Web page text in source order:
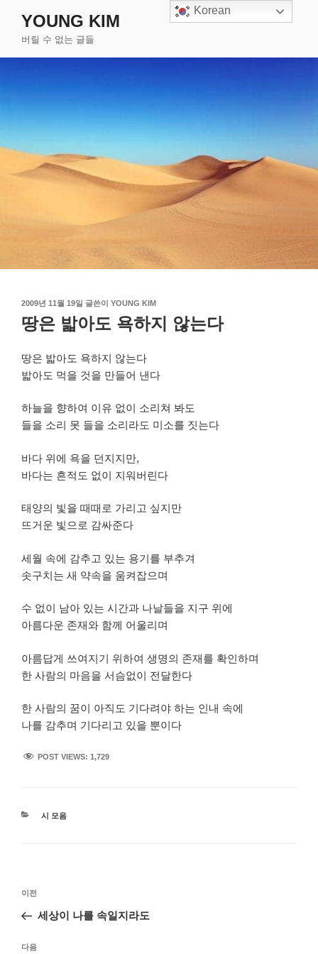
로
YOUNG KIM
버릴 수 없는 글들
작
성
일
2009년 11월 19일 글쓴이 YOUNG KIM
땅은 밟아도 욕하지 않는다
땅은 밟아도 욕하지 않는다
밟아도 먹을 것을 만들어 낸다
하늘을 향하여 이유 없이 소리쳐 봐도
들을 소리 못 들을 소리라도 미소를 짓는다
바다 위에 욕을 던지지만,
바다는 흔적도 없이 지워버린다
태양의 빛을 때때로 가리고 싶지만
뜨거운 빛으로 감싸준다
세월 속에 감추고 있는 용기를 부추겨
솟구치는 새 약속을 움켜잡으며
수 없이 남아 있는 시간과 나날들을 지구 위에
아름다운 존재와 함께 어울리며
아름답게 쓰여지기 위하여 생명의 존재를 확인하며
한 사람의 마음을 서슴없이 전달한다
한 사람의 꿈이 아직도 기다려야 하는 인내 속에
나를 감추며 기다리고 있을 뿐이다
POST VIEWS: 1,729
카
시 모음
글
색
이
전
이전
세상이 나를 속일지라도
다
다음
Korean